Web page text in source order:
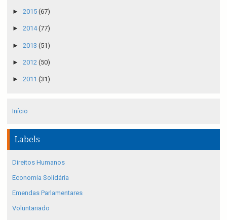
► 2015 (67)
► 2014(77)
► 2013 (51)
► 2012 (50)
► 2011 (31)
Início
Labels
Direitos Humanos
Economia Solidária
Emendas Parlamentares
Voluntariado